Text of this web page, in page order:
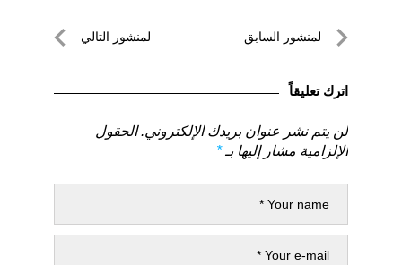
تصفّحلمنشور السابق
السابق
لمنشور التالي
اترك تعليقاً
لن يتم نشر عنوان بريدك الإلكتروني. الحقول
الإلزامية مشار إليها بـ*